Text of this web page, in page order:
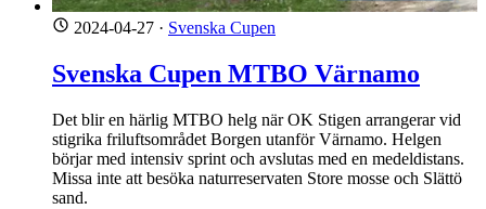
2024-04-27 · Svenska Cupen
Svenska Cupen MTBO Värnamo
Det blir en härlig MTBO helg när OK Stigen arrangerar vid
stigrika friluftsområdet Borgen utanför Värnamo. Helgen
börjar med intensiv sprint och avslutas med en medeldistans.
Missa inte att besöka naturreservaten Store mosse och Slättö
sand.